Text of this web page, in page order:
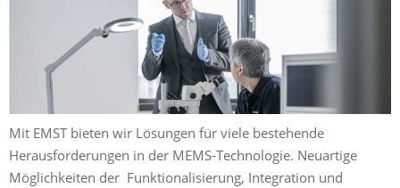
Mit EMST bieten wir Lösungen für viele bestehende
Herausforderungen in der MEMS-Technologie. Neuartige
Möglichkeiten der Funktionalisierung, Integration und